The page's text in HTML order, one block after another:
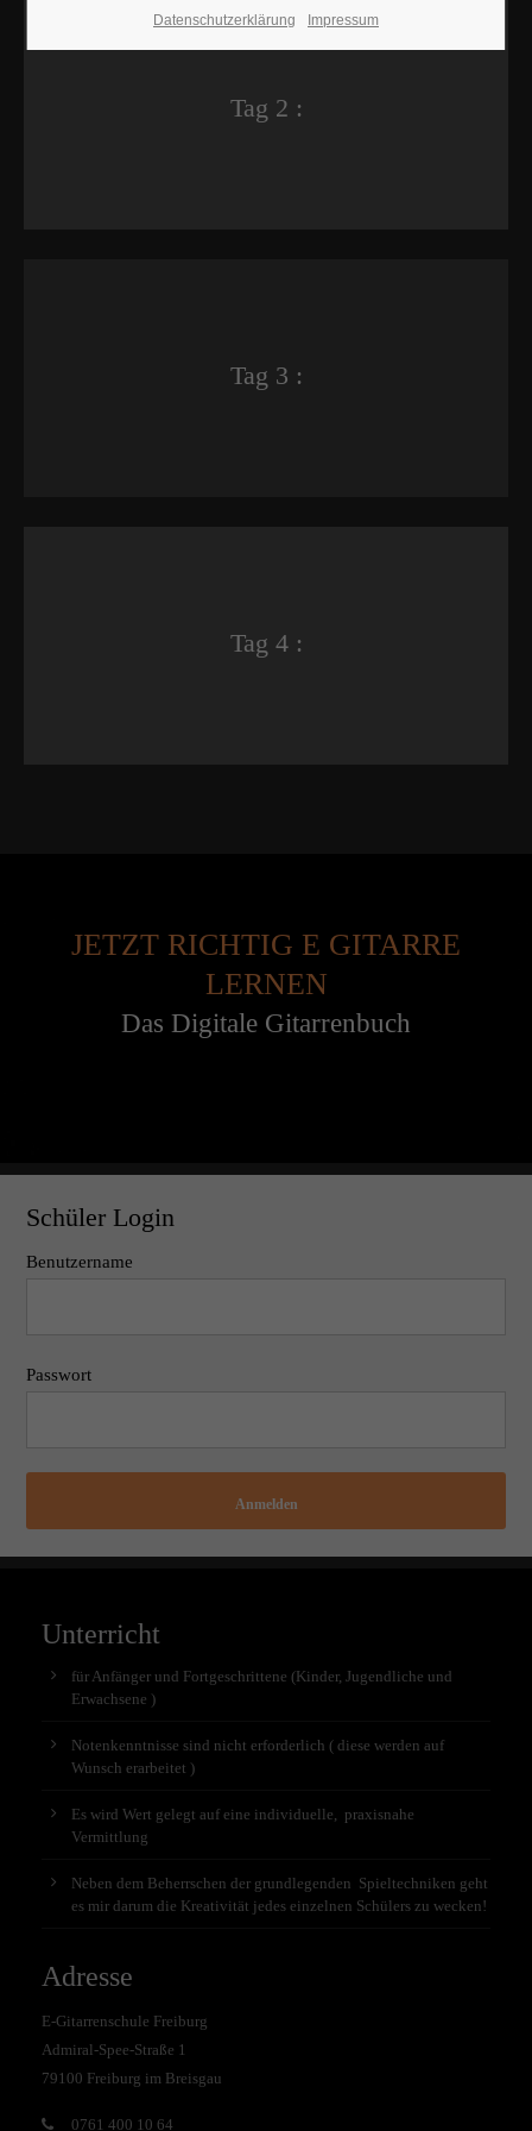
Tag 2 :
Tag 3 :
Tag 4 :
JETZT RICHTIG E GITARRE
LERNEN
Das Digitale Gitarrenbuch
Schüler Login
Benutzername
Passwort
Anmelden
Unterricht
für Anfänger und Fortgeschrittene (Kinder, Jugendliche und
Erwachsene )
Notenkenntnisse sind nicht erforderlich ( diese werden auf
Wunsch erarbeitet )
Es wird Wert gelegt auf eine individuelle, praxisnahe
Vermittlung
Neben dem Beherrschen der grundlegenden Spieltechniken geht
es mir darum die Kreativität jedes einzelnen Schülers zu wecken!
Adresse
E-Gitarrenschule Freiburg
Admiral-Spee-Straße 1
79100 Freiburg im Breisgau
0761 400 10 64
Datenschutzerklärung Impressum